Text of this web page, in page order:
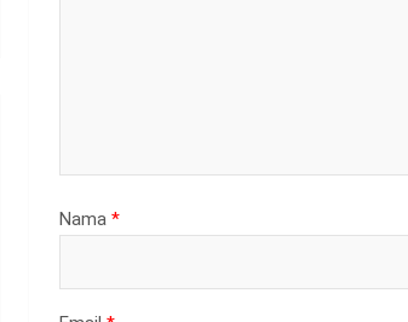
Nama *